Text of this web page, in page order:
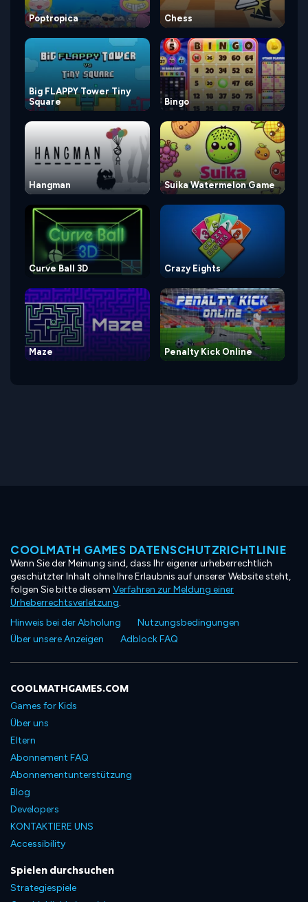
Poptropica Chess
Big FLAPPY Tower Tiny
Square
Bingo
Hangman Suika Watermelon Game
Curve Ball 3D Crazy Eights
Maze Penalty Kick Online
COOLMATH GAMES DATENSCHUTZRICHTLINIE
Wenn Sie der Meinung sind, dass Ihr eigener urheberrechtlich
geschützter Inhalt ohne Ihre Erlaubnis auf unserer Website steht,
folgen Sie bitte diesem Verfahren zur Meldung einer
Urheberrechtsverletzung.
Hinweis bei der Abholung
Nutzungsbedingungen
Über unsere Anzeigen
Adblock FAQ
COOLMATHGAMES.COM
Games for Kids
Über uns
Eltern
Abonnement FAQ
Abonnementunterstützung
Blog
Developers
KONTAKTIERE UNS
Accessibility
Spielen durchsuchen
Strategiespiele